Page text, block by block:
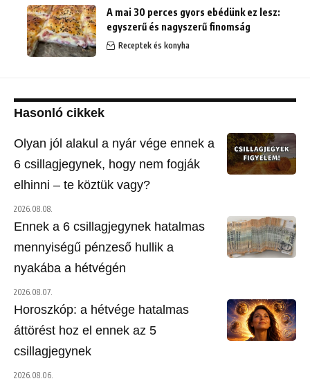
A mai 30 perces gyors ebédünk ez lesz:
egyszerű és nagyszerű finomság
Receptek és konyha
Hasonló cikkek
Olyan jól alakul a nyár vége ennek a
6 csillagjegynek, hogy nem fogják
elhinni – te köztük vagy?
2026.08.08.
Ennek a 6 csillagjegynek hatalmas
mennyiségű pénzeső hullik a
nyakába a hétvégén
2026.08.07.
Horoszkóp: a hétvége hatalmas
áttörést hoz el ennek az 5
csillagjegynek
2026.08.06.